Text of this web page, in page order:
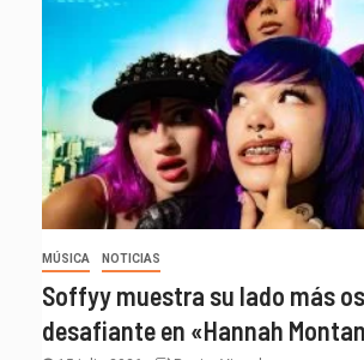
MÚSICA NOTICIAS
Soffyy muestra su lado más
desafiante en «Hannah